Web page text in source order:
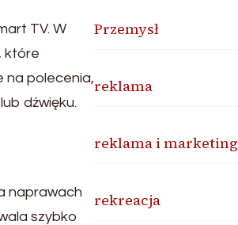
TV. W
które
na polecenia,
dźwięku.
naprawach
szybko
Przemysł
reklama
reklama i marketing
rekreacja